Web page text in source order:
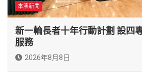
本澳新聞
新一輪長者十年行動計劃 設四
服務
2026年8月8日